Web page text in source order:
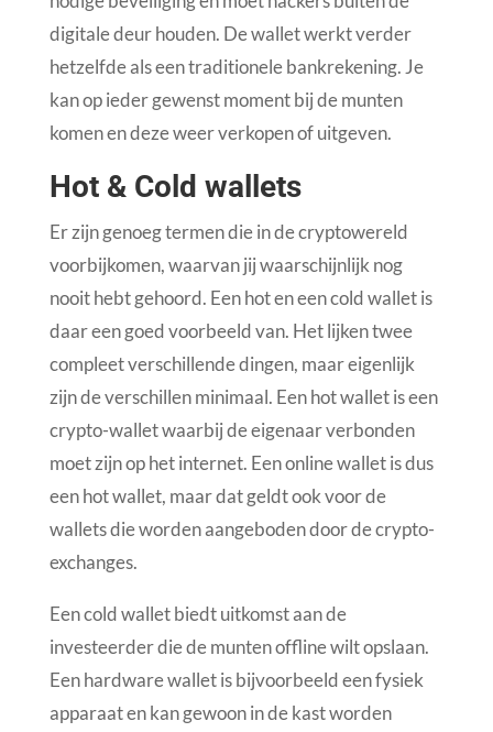
digitale deur houden. De wallet werkt verder
hetzelfde als een traditionele bankrekening. Je
kan op ieder gewenst moment bij de munten
komen en deze weer verkopen of uitgeven.
Hot & Cold wallets
Er zijn genoeg termen die in de cryptowereld
voorbijkomen, waarvan jij waarschijnlijk nog
nooit hebt gehoord. Een hot en een cold wallet is
daar een goed voorbeeld van. Het lijken twee
compleet verschillende dingen, maar eigenlijk
zijn de verschillen minimaal. Een hot wallet is een
crypto-wallet waarbij de eigenaar verbonden
moet zijn op het internet. Een online wallet is dus
een hot wallet, maar dat geldt ook voor de
wallets die worden aangeboden door de crypto-
exchanges.
Een cold wallet biedt uitkomst aan de
investeerder die de munten offline wilt opslaan.
Een hardware wallet is bijvoorbeeld een fysiek
apparaat en kan gewoon in de kast worden